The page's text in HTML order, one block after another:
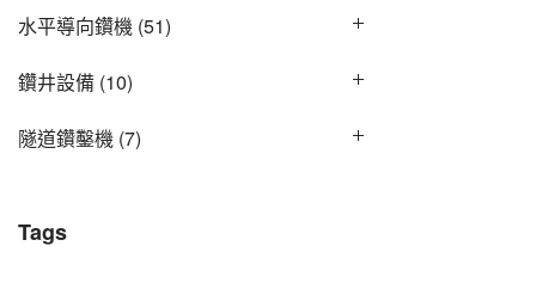
水平導向鑽機 (51)
鑽井設備 (10)
隧道鑽鑿機 (7)
Tags